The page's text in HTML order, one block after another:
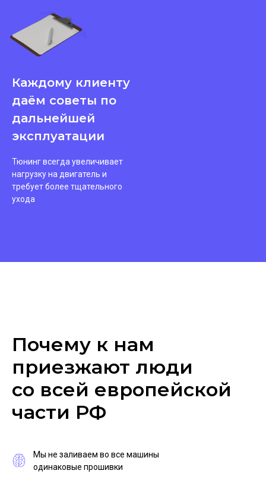
Каждому клиенту
даём советы по
дальнейшей
эксплуатации
Тюнинг всегда увеличивает
нагрузку на двигатель и
требует более тщательного
ухода
Почему к нам
приезжают люди
со всей европейской
части РФ
Мы не заливаем во все машины
одинаковые прошивки